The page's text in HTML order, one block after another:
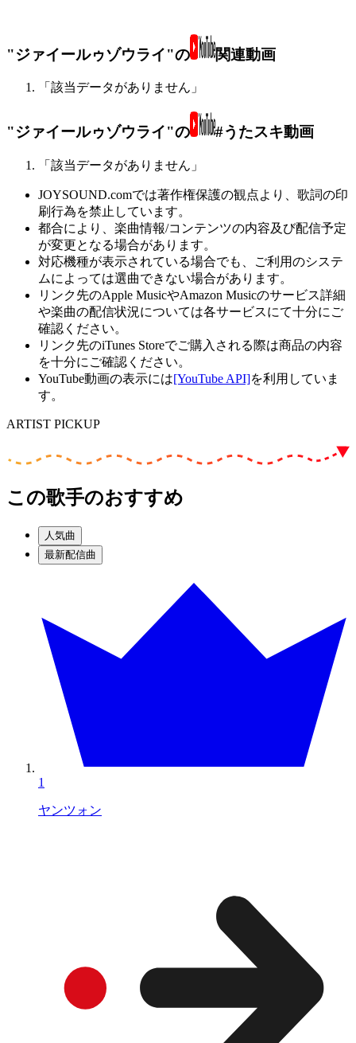
"ジァイールゥゾウライ"の 関連動画
「該当データがありません」
"ジァイールゥゾウライ"の #うたスキ動画
「該当データがありません」
JOYSOUND.comでは著作権保護の観点より、歌詞の印
刷行為を禁止しています。
都合により、楽曲情報/コンテンツの内容及び配信予定
が変更となる場合があります。
対応機種が表示されている場合でも、ご利用のシステ
ムによっては選曲できない場合があります。
リンク先のApple MusicやAmazon Musicのサービス詳細
や楽曲の配信状況については各サービスにて十分にご
確認ください。
リンク先のiTunes Storeでご購入される際は商品の内容
を十分にご確認ください。
YouTube動画の表示には[YouTube API]を利用していま
す。
ARTIST PICKUP
この歌手のおすすめ
人気曲
最新配信曲
1
ヤンツォン